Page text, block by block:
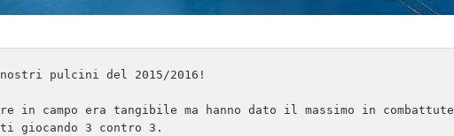
pulcini del 2015/2016!
in campo era tangibile ma hanno dato il massimo in combattute
giocando 3 contro 3.